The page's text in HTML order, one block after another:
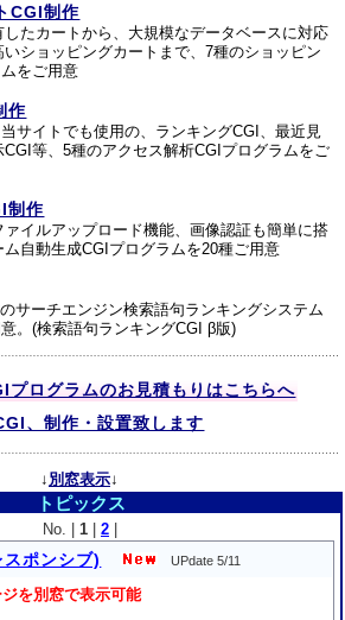
CGI制作
たカートから、大規模なデータベースに対応
ショッピングカートまで、7種のショッピン
をご用意
作
サイトでも使用の、ランキングCGI、最近見
等、5種のアクセス解析CGIプログラムをご
制作
イルアップロード機能、画像認証も簡単に搭
自動生成CGIプログラムを20種ご用意
サーチエンジン検索語句ランキングシステム
。(検索語句ランキングCGI β版)
プログラムのお見積もりはこちらへ
、制作・設置致します
↓ 別窓表示↓
トピックス